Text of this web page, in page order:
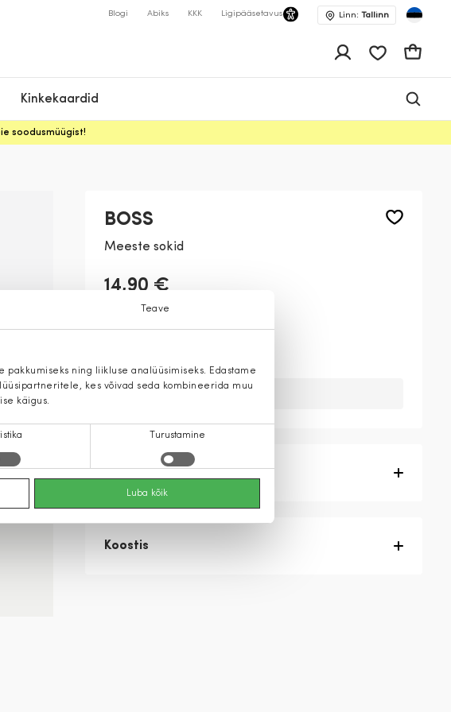
Teave
pakkumiseks ning liikluse analüüsimiseks. Edastame
kes võivad seda kombineerida muu
käigus.
Turustamine
Luba kõik
Blogi Abiks KKK Ligipääsetavus Linn: Tallinn
Kinkekaardid
soodusmüügist!
BOSS
Meeste sokid
14,90 €
Tootekirjeldus
Koostis